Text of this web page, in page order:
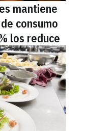
mantiene
consumo
los reduce